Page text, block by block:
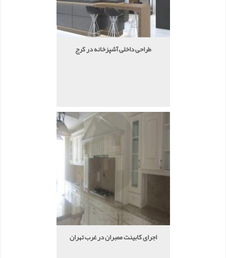
طراحی داخلی آشپزخانه در کرج
اجرای کابینت ممبران در غرب تهران